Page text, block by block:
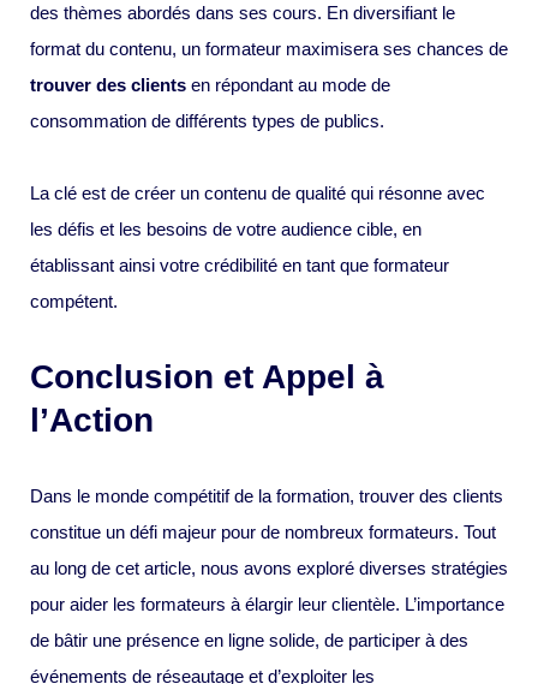
des thèmes abordés dans ses cours. En diversifiant le
format du contenu, un formateur maximisera ses chances de
trouver des clients en répondant au mode de
consommation de différents types de publics.
La clé est de créer un contenu de qualité qui résonne avec
les défis et les besoins de votre audience cible, en
établissant ainsi votre crédibilité en tant que formateur
compétent.
Conclusion et Appel à
l’Action
Dans le monde compétitif de la formation, trouver des clients
constitue un défi majeur pour de nombreux formateurs. Tout
au long de cet article, nous avons exploré diverses stratégies
pour aider les formateurs à élargir leur clientèle. L’importance
de bâtir une présence en ligne solide, de participer à des
événements de réseautage et d’exploiter les